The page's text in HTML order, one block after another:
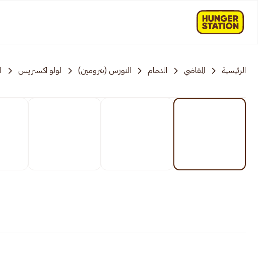
الرئيسية المقاضي الدمام النورس (بترومين) لولو اكسبريس